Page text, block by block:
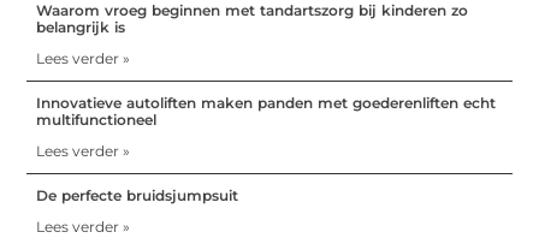
Waarom vroeg beginnen met tandartszorg bij kinderen zo
belangrijk is
Lees verder »
Innovatieve autoliften maken panden met goederenliften echt
multifunctioneel
Lees verder »
De perfecte bruidsjumpsuit
Lees verder »